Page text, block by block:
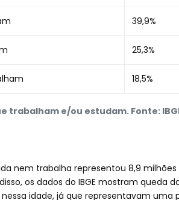
trabalham e/ou estudam. Fonte:
39,9%
25,3%
18,5%
nem trabalha representou 8,9
os dados do IBGE mostram queda
idade, já que representavam uma